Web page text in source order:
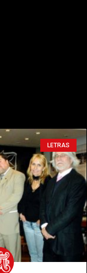
LETRAS